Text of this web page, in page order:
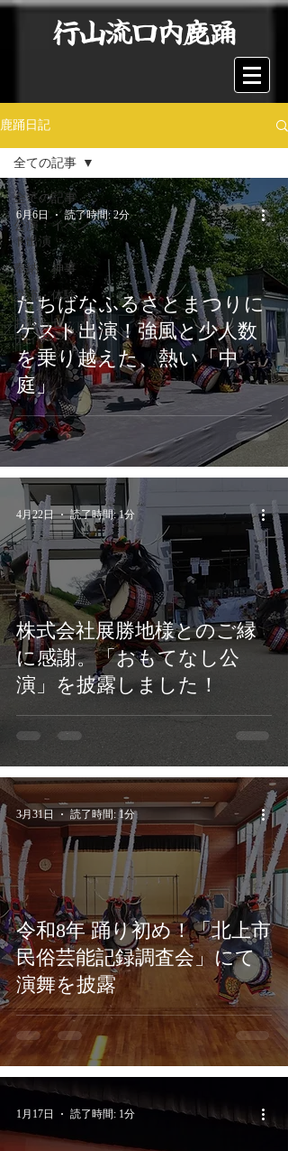
行山流口内鹿踊
鹿踊日記
全ての記事
公演・イベン
ト出演
奉納・神事
交流・体験
お知らせ・メ
ディア
全ての記事
たちばなふるさとまつりに
ゲスト出演！強風と少人数
を乗り越えた、熱い「中
庭」
6月6日 読了時間: 2分
株式会社展勝地様とのご縁
に感謝。「おもてなし公
演」を披露しました！
4月22日 読了時間: 1分
令和8年 踊り初め！「北上市
民俗芸能記録調査会」にて
演舞を披露
3月31日 読了時間: 1分
1月17日 読了時間: 1分